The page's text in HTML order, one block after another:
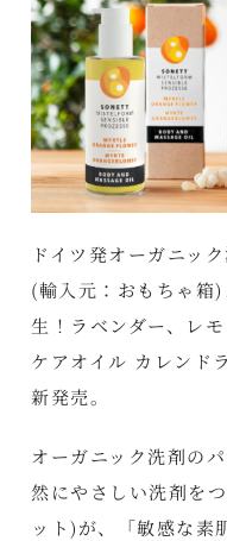
ドイツ発オーガニッ
(輸入元：おもちゃ箱
生！ラベンダー、レ
ケアオイル カレンド
新発売。
オーガニック洗剤の
然にやさしい洗剤を
ット)が、「敏感な素